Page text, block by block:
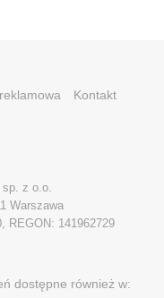
Kontakt
sp. z o.o.
Warszawa
REGON: 141962729
dostępne również w: